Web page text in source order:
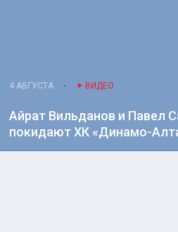
4 АВГУСТА ВИДЕО
Айрат Вильданов и Павел
покидают ХК «Динамо-